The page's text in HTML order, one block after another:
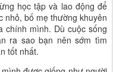
nhỏ, bố mẹ thường khuyên
chính mình. Dù cuộc sống
ra sao bạn nên sớm tìm
tốt nhất.